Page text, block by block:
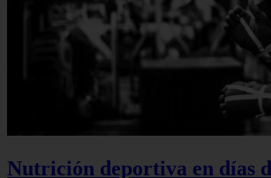
Nutrición deportiva en días